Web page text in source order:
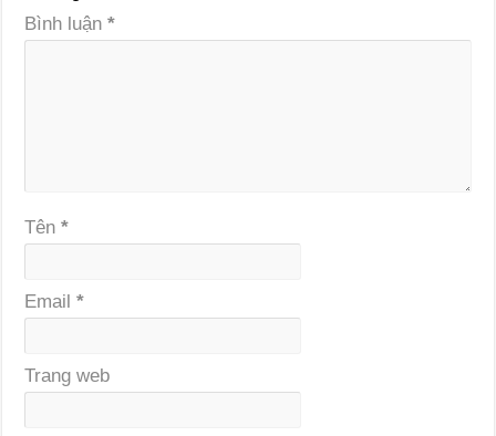
Bình luận*
Tên*
Email*
Trang web